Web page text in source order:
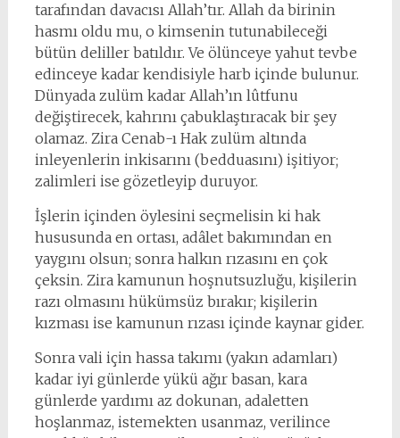
tarafından davacısı Allah’tır. Allah da birinin
hasmı oldu mu, o kimsenin tutunabileceği
bütün deliller batıldır. Ve ölünceye yahut tevbe
edinceye kadar kendisiyle harb içinde bulunur.
Dünyada zulüm kadar Allah’ın lûtfunu
değiştirecek, kahrını çabuklaştıracak bir şey
olamaz. Zira Cenab-ı Hak zulüm altında
inleyenlerin inkisarını (bedduasını) işitiyor;
zalimleri ise gözetleyip duruyor.
İşlerin içinden öylesini seçmelisin ki hak
hususunda en ortası, adâlet bakımından en
yaygını olsun; sonra halkın rızasını en çok
çeksin. Zira kamunun hoşnutsuzluğu, kişilerin
razı olmasını hükümsüz bırakır; kişilerin
kızması ise kamunun rızası içinde kaynar gider.
Sonra vali için hassa takımı (yakın adamları)
kadar iyi günlerde yükü ağır basan, kara
günlerde yardımı az dokunan, adaletten
hoşlanmaz, istemekten usanmaz, verilince